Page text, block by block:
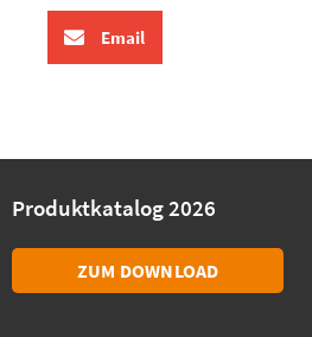
Email
Produktkatalog 2026
ZUM DOWNLOAD